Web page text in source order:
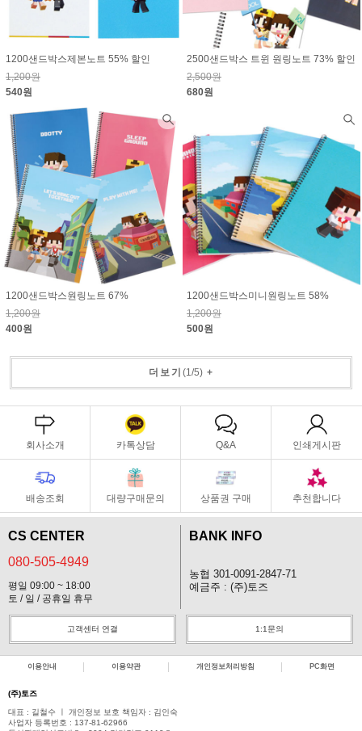
1200샌드박스제본노트 55% 할인
1,200원
540원
2500샌드박스 트윈 원링노트 73% 할인
2,500원
680원
1200샌드박스원링노트 67%
1,200원
400원
1200샌드박스미니원링노트 58%
1,200원
500원
더보기 (1/5)+
회사소개 카톡상담 Q&A 인쇄게시판
배송조회 대량구매문의 상품권 구매 추천합니다
CS CENTER
080-505-4949
평일 09:00 ~ 18:00
토 / 일 / 공휴일 휴무
BANK INFO
농협 301-0091-2847-71
예금주 : (주)토즈
고객센터 연결 1:1문의
이용안내 이용약관 개인정보처리방침 PC화면
(주)토즈
대표 : 길철수 ㅣ 개인정보 보호 책임자 : 김인숙
사업자 등록번호 : 137-81-62966